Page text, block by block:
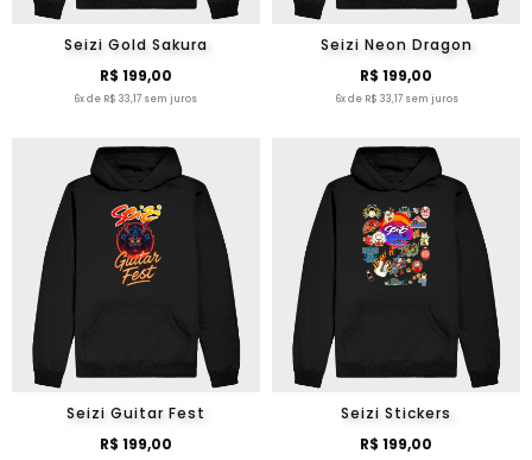
Seizi Gold Sakura
R$ 199,00
6x de R$ 33,17 sem juros
Seizi Neon Dragon
R$ 199,00
6x de R$ 33,17 sem juros
Seizi Guitar Fest
R$ 199,00
Seizi Stickers
R$ 199,00